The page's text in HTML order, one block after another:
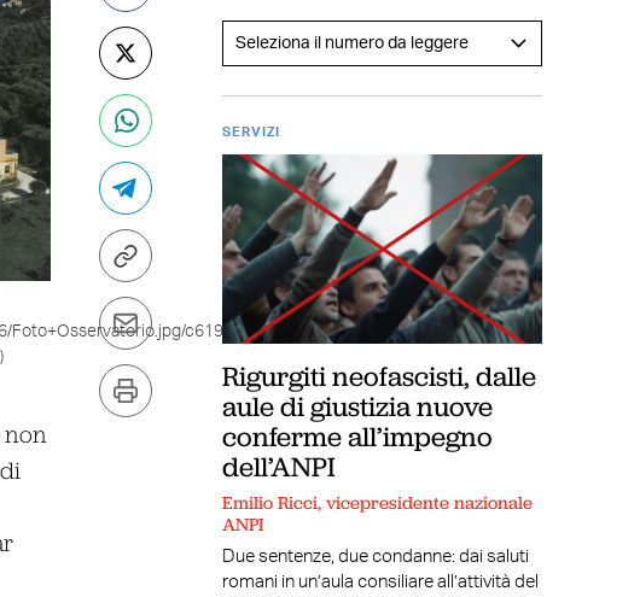
Foto+Osservatorio.jpg/c6198c17-
SERVIZI
Rigurgiti neofascisti, dalle
aule di giustizia nuove
conferme all’impegno
dell’ANPI
Emilio Ricci, vicepresidente nazionale
ANPI
Due sentenze, due condanne: dai saluti
romani in un’aula consiliare all’attività del